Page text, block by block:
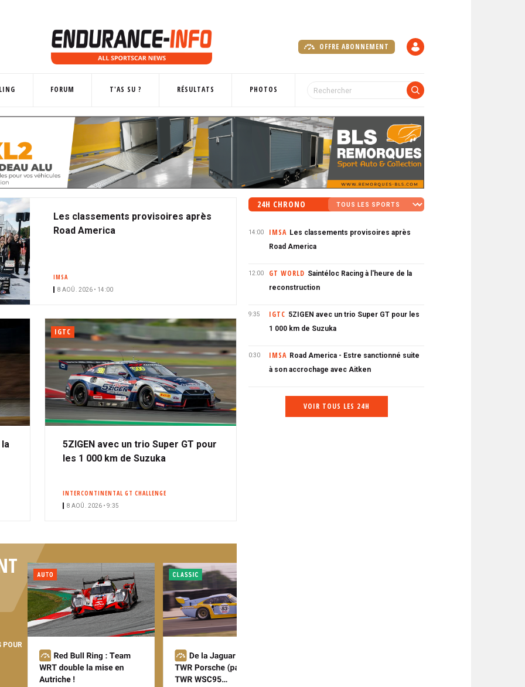
OFFRE ABONNEMENT
FORUM T'AS SU ? RÉSULTATS PHOTOS
Les classements provisoires après
Road America
IMSA
8 AOÛ. 2026 • 14:00
IGTC
5ZIGEN avec un trio Super GT pour
les 1 000 km de Suzuka
INTERCONTINENTAL GT CHALLENGE
8 AOÛ. 2026 • 9:35
POUR
24H CHRONO
14:00 IMSA Les classements provisoires après
Road America
12:00 GT WORLD Saintéloc Racing à l'heure de la
reconstruction
9:35 IGTC 5ZIGEN avec un trio Super GT pour les
1 000 km de Suzuka
0:30 IMSA Road America - Estre sanctionné suite
à son accrochage avec Aitken
VOIR TOUS LES 24H